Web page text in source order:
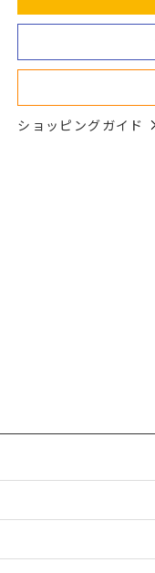
ショッピングガイド